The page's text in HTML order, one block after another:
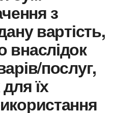
з
вартість,
послуг,
їх